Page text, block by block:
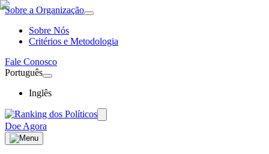
Sobre a Organização
Sobre Nós
Critérios e Metodologia
Fale Conosco
Português
Inglês
Doe Agora